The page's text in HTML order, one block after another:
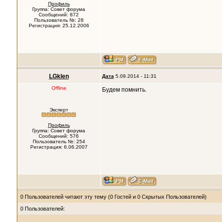
Профиль
Группа: Совет форума
Сообщений: 872
Пользователь №: 28
Регистрация: 25.12.2006
LGklen Дата 5.09.2014 - 11:31
Offline
Эксперт
Профиль
Группа: Совет форума
Сообщений: 576
Пользователь №: 254
Регистрация: 6.06.2007
Будем помнить.
0 Пользователей читают эту тему (0 Гостей и 0 Скрытых Пользователей)
0 Пользователей: